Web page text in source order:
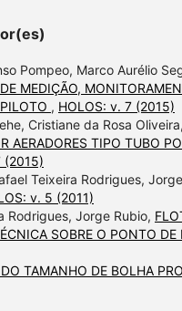
Pompeo, Marco Aurélio
MEDIÇÃO,
, HOLOS: v. 7 (2015)
Cristiane da Rosa
AERADORES TIPO TUBO
(2015)
Teixeira Rodrigues,
v. 5 (2011)
Rodrigues, Jorge Rubio,
SOBRE O PONTO
TAMANHO DE BOLHA